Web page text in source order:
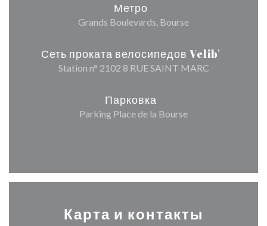
Метро
Grands Boulevards, Bourse
Сеть проката велосипедов Velib'
Station n° 2102 8 RUE SAINT MARC
Парковка
Parking Place de la Bourse
Карта и контакты